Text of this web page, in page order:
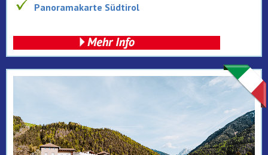
Panoramakarte Südtirol